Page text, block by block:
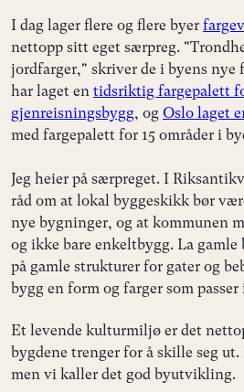
I dag lager flere og flere byer
nettopp sitt eget særpreg.
jordfarger," skriver de i byens nye
har laget en tidsriktig fargepalett
gjenreisningsbygg, og Oslo laget
med fargepalett for 15 områder i
Jeg heier på særpreget. I
råd om at lokal byggeskikk bør
nye bygninger, og at kommunen
og ikke bare enkeltbygg. La
på gamle strukturer for gater og
bygg en form og farger som passer
Et levende kulturmiljø er det
bygdene trenger for å skille seg
men vi kaller det god byutvikling.